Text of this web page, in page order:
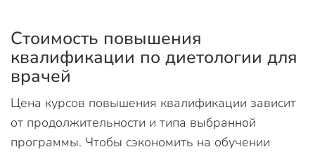
Стоимость повышения
квалификации по диетологии для
врачей
Цена курсов повышения квалификации зависит
от продолжительности и типа выбранной
программы. Чтобы сэкономить на обучении